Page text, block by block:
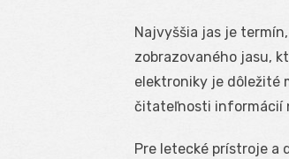
Najvyššia jas je
zobrazovaného jasu,
elektroniky je dôležité
čitateľnosti informácií
Pre letecké prístroje a